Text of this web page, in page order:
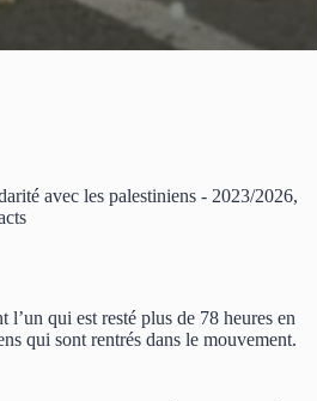
avec les palestiniens - 2023/2026,
qui est resté plus de 78 heures en
qui sont rentrés dans le mouvement.